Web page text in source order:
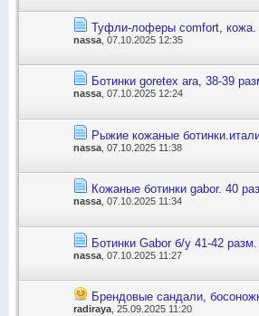
Туфли-лоферы comfort, кожа.
nassa , 07.10.2025 12:35
Ботинки goretex ara, 38-39
nassa , 07.10.2025 12:24
Рыжие кожаные
nassa , 07.10.2025 11:38
Кожаные ботинки gabor. 40
nassa , 07.10.2025 11:34
Ботинки Gabor б/у 41-42 разм.
nassa , 07.10.2025 11:27
Брендовые сандали,
radiraya , 25.09.2025 11:20